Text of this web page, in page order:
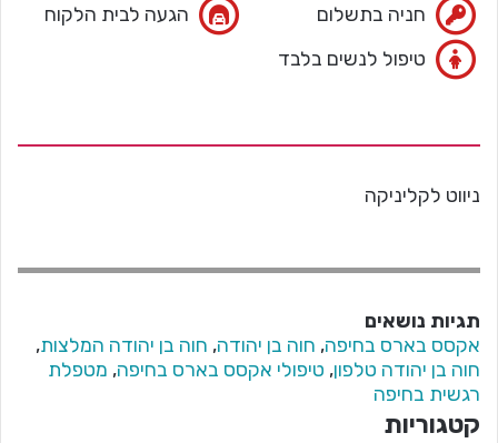
חניה בתשלום
הגעה לבית הלקוח
טיפול לנשים בלבד
ניווט לקליניקה
תגיות נושאים
אקסס בארס בחיפה, חוה בן יהודה, חוה בן יהודה המלצות,
חוה בן יהודה טלפון, טיפולי אקסס בארס בחיפה, מטפלת
רגשית בחיפה
קטגוריות